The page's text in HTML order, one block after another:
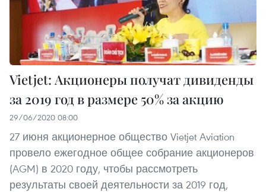
Vietjet: Акционеры получат дивиденды
за 2019 год в размере 50% за акцию
29/06/2020 08:00
27 июня акционерное общество Vietjet Aviation
провело ежегодное общее собрание акционеров
(AGM) в 2020 году, чтобы рассмотреть
результаты своей деятельности за 2019 год,